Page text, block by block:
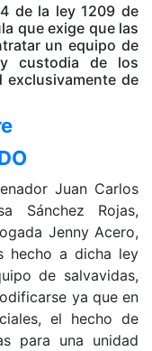
de la ley 1209 de
que exige que las
un equipo de
y custodia de los
exclusivamente de
Juan Carlos
Sánchez Rojas,
Jenny Acero,
hecho a dicha ley
de salvavidas,
ya que en
el hecho de
para una unidad